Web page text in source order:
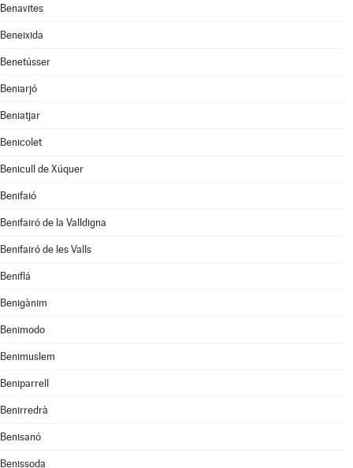
Benavites
Beneixida
Benetússer
Beniarjó
Beniatjar
Benicolet
Benicull de Xúquer
Benifaió
Benifairó de la Valldigna
Benifairó de les Valls
Beniflá
Benigànim
Benimodo
Benimuslem
Beniparrell
Benirredrà
Benisanó
Benissoda